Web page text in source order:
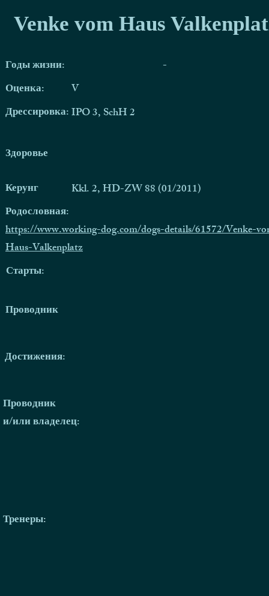
Venke vom Haus
Годы жизни:
-
Оценка:
V
Дрессировка:IPO 3, SchH 2
Здоровье
Керунг
Kkl. 2, HD-ZW 88 (01/2011)
Родословная:
https://www.working-dog.com/dogs-details/61572/Venke-
Haus-Valkenplatz
Старты:
Проводник
Достижения:
Проводник
и/или владелец:
Тренеры: